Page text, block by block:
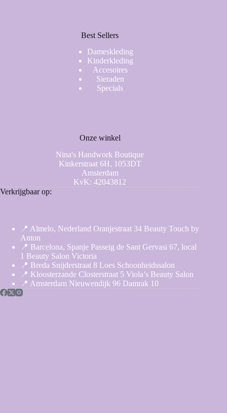
Best Sellers
Dameskleding
Kinderkleding
Accesoires
Sieraden
Specials
Onze winkel
Nina's Handwork Boutique
Kinkerstraat 6H, 1053DT
Amsterdam
KvK: 42043812
Verkrijgbaar op:
📍 Almelo, Nederland Oranjestraat 34 Beauty Touch by
Anton
📍 Barcelona, Spanje Passeig de Sant Gervasi 67, local
1 Beauty Salon Victoria
📍 Breda Snijderstraat 8 Loes Schoonheidssalon
📍 Kloosterzande Closterstraat 5 Viola’s Beauty Salon
📍 Amsterdam Nieuwendijk 96 Damrak 10